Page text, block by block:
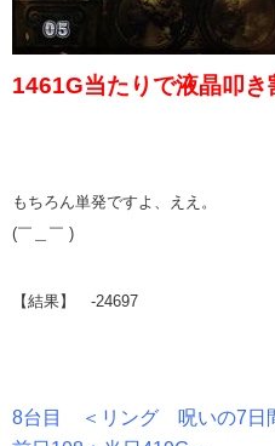
1461G当たりで液晶叩
もちろん単発ですよ、ええ。
(￣＿￣ )
【結果】 -24697
8台目 ＜リング 呪いの7日